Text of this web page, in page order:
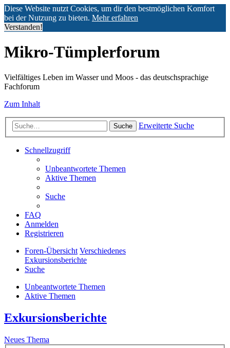
Diese Website nutzt Cookies, um dir den bestmöglichen Komfort
bei der Nutzung zu bieten. Mehr erfahren
Verstanden!
Mikro-Tümplerforum
Vielfältiges Leben im Wasser und Moos - das deutschsprachige
Fachforum
Zum Inhalt
Suche Erweiterte Suche
Schnellzugriff
Unbeantwortete Themen
Aktive Themen
Suche
FAQ
Anmelden
Registrieren
Foren-Übersicht Verschiedenes
Exkursionsberichte
Suche
Unbeantwortete Themen
Aktive Themen
Exkursionsberichte
Neues Thema